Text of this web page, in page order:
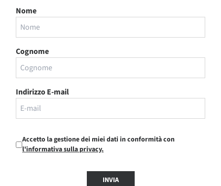
Nome
Cognome
Indirizzo E-mail
Accetto la gestione dei miei dati in conformità con
l'informativa sulla privacy.
INVIA